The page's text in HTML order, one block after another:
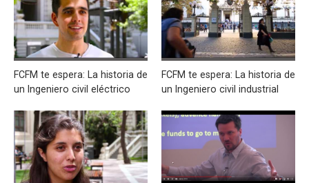
FCFM te espera: La historia de
un Ingeniero civil eléctrico
FCFM te espera: La historia de
un Ingeniero civil industrial